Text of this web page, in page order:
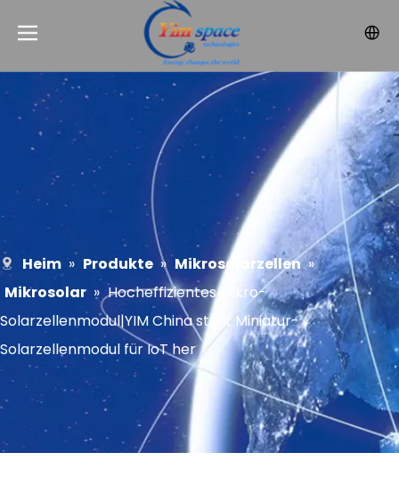
Heim » Produkte » Mikrosolarzellen »
Mikrosolar » Hocheffizientes Mikro-
Solarzellenmodul|YIM China stellt Miniatur-
Solarzellenmodul für IoT her